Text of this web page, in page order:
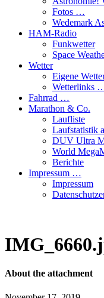
Fotos …
Wedemark
HAM-Radio
Funkwetter
Space
Wetter
Eigene
Wetterlinks
Fahrrad …
Marathon & Co.
Laufliste
Laufstatistik
DUV Ultra
World
Berichte
Impressum …
Impressum
About the attachment